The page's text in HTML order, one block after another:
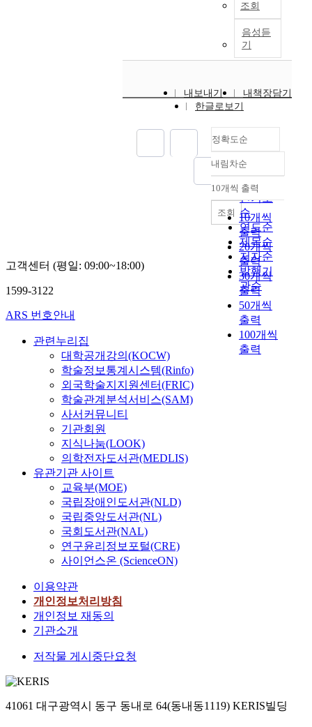
이
연
에
D
조회
음성듣
기
g
i
e
내보내기
내책장담기
한글로보기
정확도순
정확도
순
인기도
순
연도순
제목순
저자순
발행기
관순
내림차순
내림차순
10개씩 출력
10개씩
출력
20개씩
출력
30개씩
출력
50개씩
출력
100개씩
출력
조회
고객센터 (평일: 09:00~18:00)
1599-3122
ARS 번호안내
관련누리집
대학공개강의(KOCW)
학술정보통계시스템(Rinfo)
외국학술지지원센터(FRIC)
학술관계분석서비스(SAM)
사서커뮤니티
기관회원
지식나눔(LOOK)
의학전자도서관(MEDLIS)
유관기관 사이트
교육부(MOE)
국립장애인도서관(NLD)
국립중앙도서관(NL)
국회도서관(NAL)
연구윤리정보포털(CRE)
사이언스온 (ScienceON)
이용약관
개인정보처리방침
개인정보 재동의
기관소개
저작물 게시중단요청
41061 대구광역시 동구 동내로 64(동내동1119) KERIS빌딩